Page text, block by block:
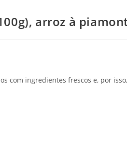
arroz à
com ingredientes frescos e, por